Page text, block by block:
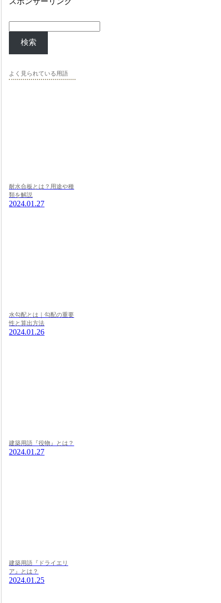
検索
よく見られている用語
耐水合板とは？用途や種
類を解説
2024.01.27
水勾配とは｜勾配の重要
性と算出方法
2024.01.26
建築用語『役物』とは？
2024.01.27
建築用語『ドライエリ
ア』とは？
2024.01.25